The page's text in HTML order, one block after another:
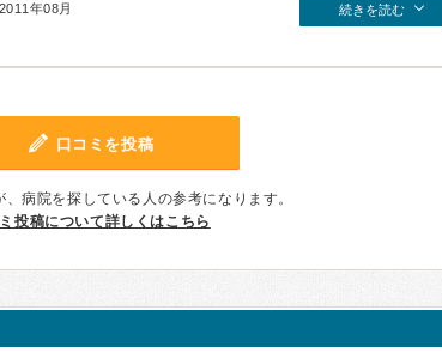
年08月 続きを読む
口コミを投稿
病院を探している人の参考になります。
投稿について詳しくはこちら